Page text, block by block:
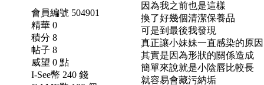
會員編號 504901
精華 0
積分 8
帖子 8
威望 0 點
I-See幣 240 錢
因為我之前也是這樣
換了好幾個清潔保養品
可是到最後我發現
真正讓小妹妹一直感染的原因
其實是因為形狀的關係造成
簡單來說就是小陰唇比較長
就容易會藏污納垢